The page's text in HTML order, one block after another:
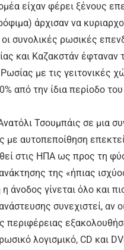
είχαν φέρει ξένους
άρχισαν να
συνολικές ρωσικές
και Καζακστάν έφταναν
με τις γειτονικές
από την ίδια περίοδο
Τσουμπάις σε μια
με αυτοπεποίθηση
στις ΗΠΑ ως προς τη
της «ήπιας
άνοδος γίνεται όλο και
συνεχιστεί, αν
περιφέρειας
λογισμικό, CD και